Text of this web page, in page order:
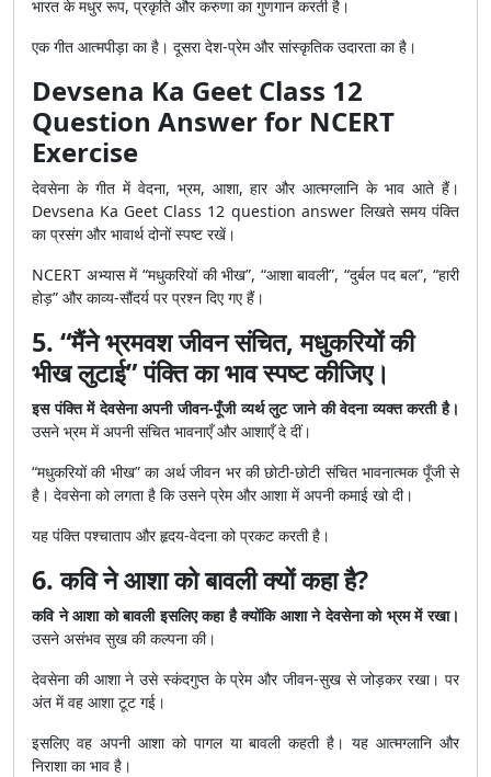
भारत के मधुर रूप, प्रकृति और करुणा का गुणगान करती है।
एक गीत आत्मपीड़ा का है। दूसरा देश-प्रेम और सांस्कृतिक उदारता का है।
Devsena Ka Geet Class 12
Question Answer for NCERT
Exercise
देवसेना के गीत में वेदना, भ्रम, आशा, हार और आत्मग्लानि के भाव आते हैं।
Devsena Ka Geet Class 12 question answer लिखते समय पंक्ति
का प्रसंग और भावार्थ दोनों स्पष्ट रखें।
NCERT अभ्यास में “मधुकरियों की भीख”, “आशा बावली”, “दुर्बल पद बल”, “हारी
होड़” और काव्य-सौंदर्य पर प्रश्न दिए गए हैं।
5. “मैंने भ्रमवश जीवन संचित, मधुकरियों की
भीख लुटाई” पंक्ति का भाव स्पष्ट कीजिए।
इस पंक्ति में देवसेना अपनी जीवन-पूँजी व्यर्थ लुट जाने की वेदना व्यक्त करती है।
उसने भ्रम में अपनी संचित भावनाएँ और आशाएँ दे दीं।
“मधुकरियों की भीख” का अर्थ जीवन भर की छोटी-छोटी संचित भावनात्मक पूँजी से
है। देवसेना को लगता है कि उसने प्रेम और आशा में अपनी कमाई खो दी।
यह पंक्ति पश्चाताप और हृदय-वेदना को प्रकट करती है।
6. कवि ने आशा को बावली क्यों कहा है?
कवि ने आशा को बावली इसलिए कहा है क्योंकि आशा ने देवसेना को भ्रम में रखा।
उसने असंभव सुख की कल्पना की।
देवसेना की आशा ने उसे स्कंदगुप्त के प्रेम और जीवन-सुख से जोड़कर रखा। पर
अंत में वह आशा टूट गई।
इसलिए वह अपनी आशा को पागल या बावली कहती है। यह आत्मग्लानि और
निराशा का भाव है।